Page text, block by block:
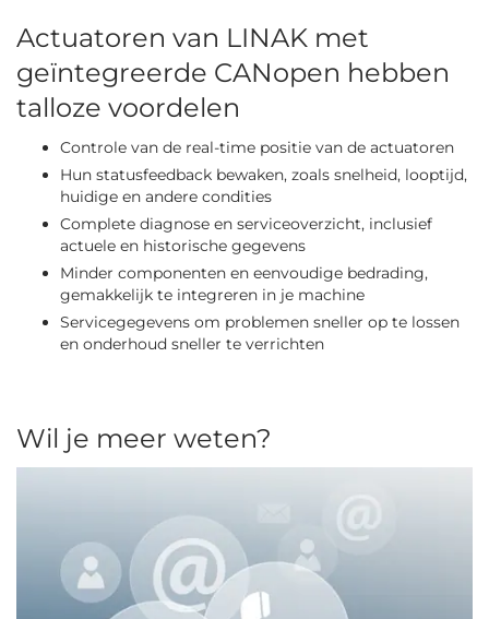
Actuatoren van LINAK met
geïntegreerde CANopen hebben
talloze voordelen
Controle van de real-time positie van de actuatoren
Hun statusfeedback bewaken, zoals snelheid, looptijd,
huidige en andere condities
Complete diagnose en serviceoverzicht, inclusief
actuele en historische gegevens
Minder componenten en eenvoudige bedrading,
gemakkelijk te integreren in je machine
Servicegegevens om problemen sneller op te lossen
en onderhoud sneller te verrichten
Wil je meer weten?